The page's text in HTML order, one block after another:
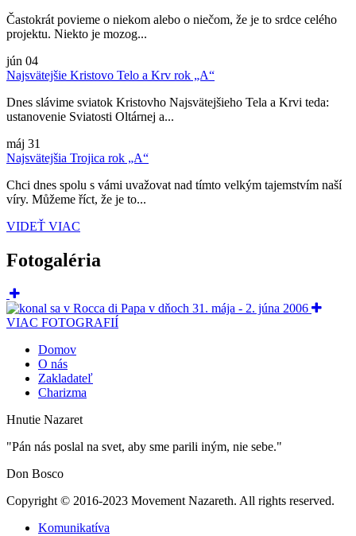
Častokrát povieme o niekom alebo o niečom, že je to srdce celého
projektu. Niekto je mozog...
jún 04
Najsvätejšie Kristovo Telo a Krv rok „A“
Dnes slávime sviatok Kristovho Najsvätejšieho Tela a Krvi teda:
ustanovenie Sviatosti Oltárnej a...
máj 31
Najsvätejšia Trojica rok „A“
Chci dnes spolu s vámi uvažovat nad tímto velkým tajemstvím naší
víry. Můžeme říct, že je to...
VIDEŤ VIAC
Fotogaléria
VIAC FOTOGRAFIÍ
Domov
O nás
Zakladateľ
Charizma
Hnutie Nazaret
"Pán nás poslal na svet, aby sme parili iným, nie sebe."
Don Bosco
Copyright © 2016-2023 Movement Nazareth. All rights reserved.
Komunikatíva